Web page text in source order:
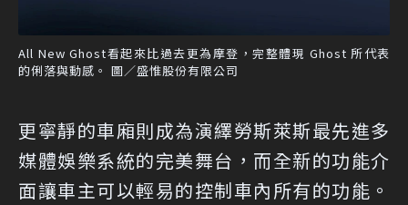
All New Ghost看起來比過去更為摩登，完整體現 Ghost 所代表
的俐落與動感。 圖／盛惟股份有限公司
更寧靜的車廂則成為演繹勞斯萊斯最先進多
媒體娛樂系統的完美舞台，而全新的功能介
面讓車主可以輕易的控制車內所有的功能。